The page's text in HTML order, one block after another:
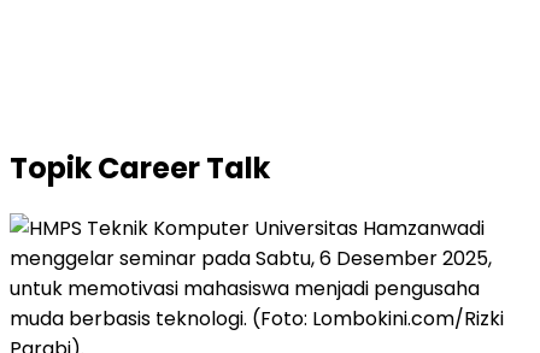
TopikCareer Talk